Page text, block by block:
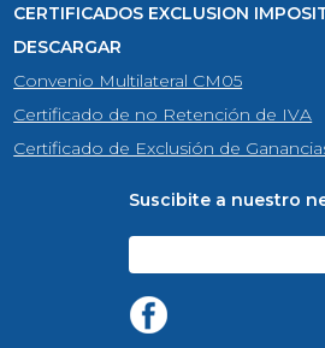
CERTIFICADOS EXCLUSION
DESCARGAR
Convenio Multilateral CM05
Certificado de no Retención de IVA
Certificado de Exclusión de
Suscibite a nuestro